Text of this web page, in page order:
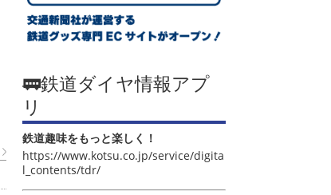
🚃鉄道ダイヤ情報アプ
リ
鉄道趣味をもっと楽しく！
https://www.kotsu.co.jp/service/digita
l_contents/tdr/